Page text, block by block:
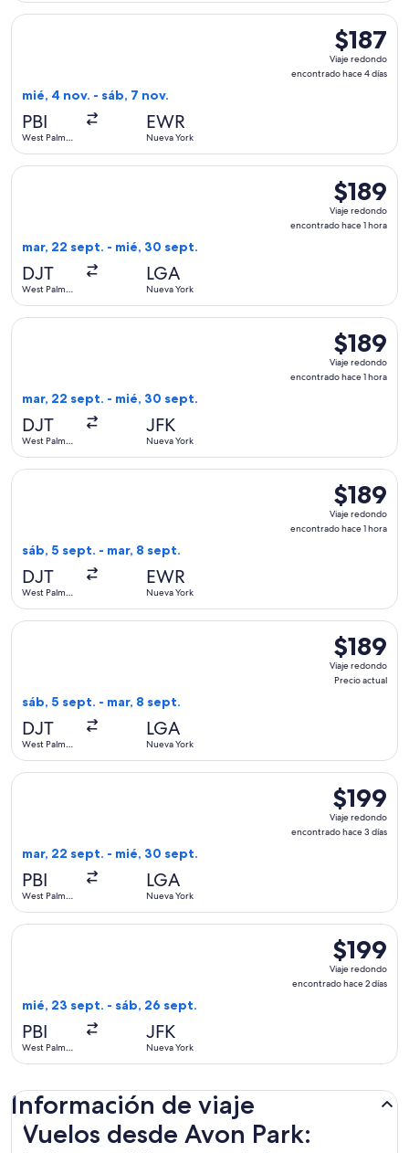
$187
Viaje
redondo,
días
$187
Viaje redondo
encontrado hace 4 días
mié, 4 nov. - sáb, 7 nov.
PBI
West Palm
EWR
Nueva York
Seleccionar vuelo de JetBlue Airways, con salida el mié, 4
$189
Viaje
redondo,
hora
$189
Viaje redondo
encontrado hace 1 hora
mar, 22 sept. - mié, 30 sept.
DJT
West Palm
LGA
Nueva York
Seleccionar vuelo de American Airlines, con salida el mar,
$189
Viaje
redondo,
hora
$189
Viaje redondo
encontrado hace 1 hora
mar, 22 sept. - mié, 30 sept.
DJT
West Palm
JFK
Nueva York
Seleccionar vuelo de Delta, con salida el mar, 22 sept.
$189
Viaje
redondo,
hora
$189
Viaje redondo
encontrado hace 1 hora
sáb, 5 sept. - mar, 8 sept.
DJT
West Palm
EWR
Nueva York
Seleccionar vuelo de JetBlue Airways, con salida el sáb, 5
$189
Viaje
redondo,
$189
Viaje redondo
Precio actual
sáb, 5 sept. - mar, 8 sept.
DJT
West Palm
LGA
Nueva York
Seleccionar vuelo de JetBlue Airways, con salida el sáb, 5
$199
Viaje
redondo,
días
$199
Viaje redondo
encontrado hace 3 días
mar, 22 sept. - mié, 30 sept.
PBI
West Palm
LGA
Nueva York
Seleccionar vuelo de Southwest Airlines, con salida el mar,
$199
Viaje
redondo,
días
$199
Viaje redondo
encontrado hace 2 días
mié, 23 sept. - sáb, 26 sept.
PBI
West Palm
JFK
Nueva York
Seleccionar vuelo de JetBlue Airways, con salida el mié, 23
Información de viaje
Vuelos desde Avon Park: